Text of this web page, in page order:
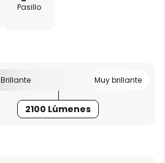
Pasillo
Brillante Muy brillante
2100 Lúmenes